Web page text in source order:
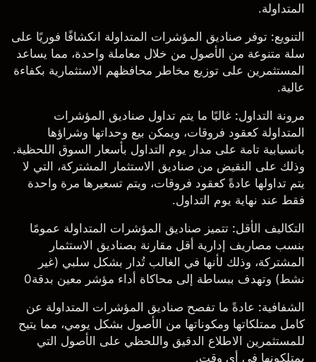
المتداولة.
التنويع: توفر صناديق المؤشرات المتداولة انكشافًا فوريًا على
سلة متنوعة من الأصول من خلال معاملة واحدة، مما يساعد
المستثمرين على توزيع مخاطر محافظهم الاستثمارية بكفاءة
عالية.
مرونة التداول: غالبًا ما يتم تداول صناديق المؤشرات
المتداولة كعقود فروقات، ويمكن بيع وحداتها وشراؤها
بانسيابية تامة على مدار يوم التداول بأسعار السوق اللحظية.
وذلك على النقيض من صناديق الاستثمار المشتركة، التي لا
يتم تداولها عادةً كعقود فروقات، ويتم تسعيرها مرة واحدة
فقط عند نهاية يوم التداول.
التكاليف الأقل: تتميز صناديق المؤشرات المتداولة عمومًا
بنسب مصاريف إدارية أقل مقارنة بصناديق الاستثمار
المشتركة، وذلك لأنها في الغالب تُدار بشكل سلبي (غير
نشط) وتهدف ببساطة إلى محاكاة أداء مؤشر معين بدقة0
الشفافية: عادةً ما تفصح صناديق المؤشرات المتداولة عن
كامل ممتلكاتها ومكوناتها من الأصول بشكل يومي، مما يتيح
للمستثمرين الاطلاع الدقيق واللحظي على الأصول التي
يمتلكونها في أي وقت.